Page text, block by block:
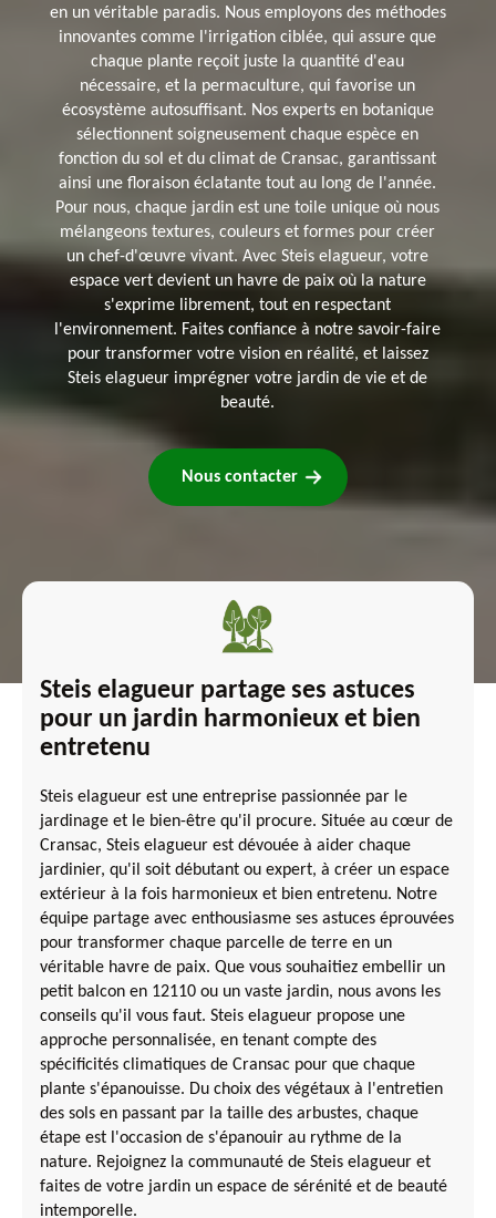
en un véritable paradis. Nous employons des méthodes
innovantes comme l'irrigation ciblée, qui assure que
chaque plante reçoit juste la quantité d'eau
nécessaire, et la permaculture, qui favorise un
écosystème autosuffisant. Nos experts en botanique
sélectionnent soigneusement chaque espèce en
fonction du sol et du climat de Cransac, garantissant
ainsi une floraison éclatante tout au long de l'année.
Pour nous, chaque jardin est une toile unique où nous
mélangeons textures, couleurs et formes pour créer
un chef-d'œuvre vivant. Avec Steis elagueur, votre
espace vert devient un havre de paix où la nature
s'exprime librement, tout en respectant
l'environnement. Faites confiance à notre savoir-faire
pour transformer votre vision en réalité, et laissez
Steis elagueur imprégner votre jardin de vie et de
beauté.
Nous contacter
Steis elagueur partage ses astuces
pour un jardin harmonieux et bien
entretenu
Steis elagueur est une entreprise passionnée par le
jardinage et le bien-être qu'il procure. Située au cœur de
Cransac, Steis elagueur est dévouée à aider chaque
jardinier, qu'il soit débutant ou expert, à créer un espace
extérieur à la fois harmonieux et bien entretenu. Notre
équipe partage avec enthousiasme ses astuces éprouvées
pour transformer chaque parcelle de terre en un
véritable havre de paix. Que vous souhaitiez embellir un
petit balcon en 12110 ou un vaste jardin, nous avons les
conseils qu'il vous faut. Steis elagueur propose une
approche personnalisée, en tenant compte des
spécificités climatiques de Cransac pour que chaque
plante s'épanouisse. Du choix des végétaux à l'entretien
des sols en passant par la taille des arbustes, chaque
étape est l'occasion de s'épanouir au rythme de la
nature. Rejoignez la communauté de Steis elagueur et
faites de votre jardin un espace de sérénité et de beauté
intemporelle.